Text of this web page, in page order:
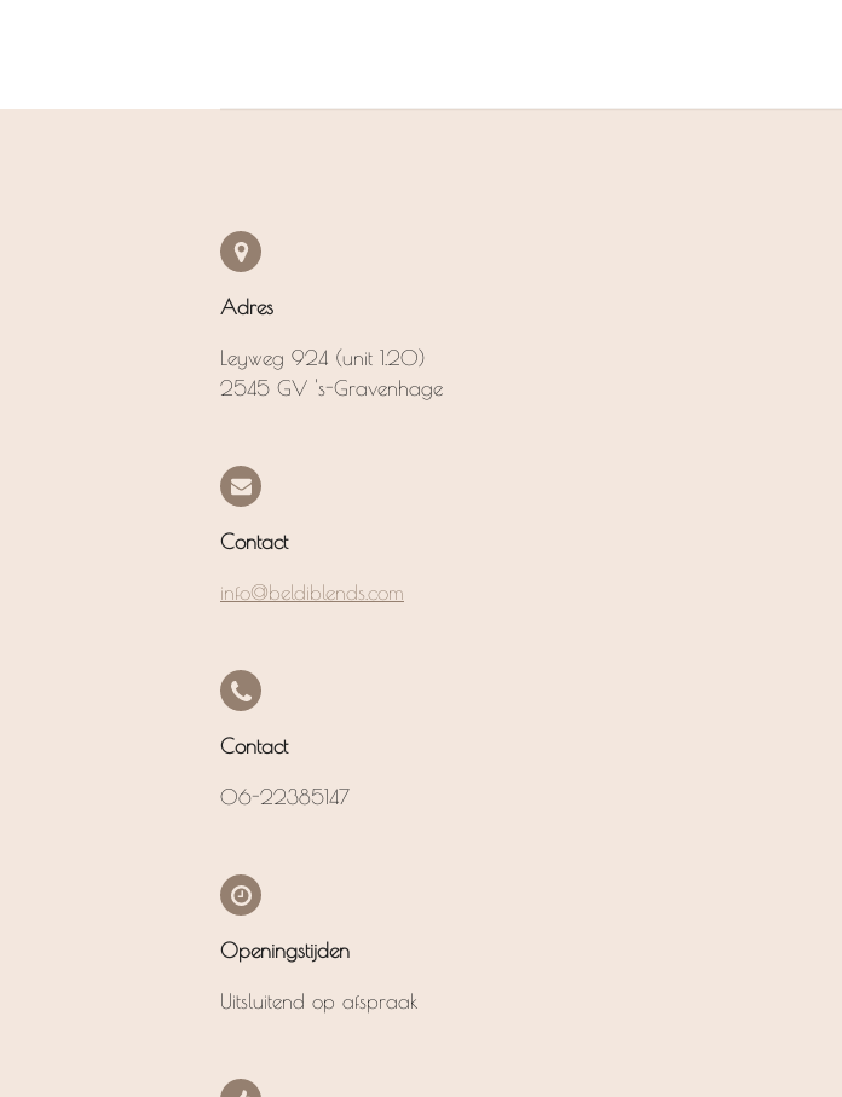
Adres
Leyweg 924 (unit 1.20)
2545 GV 's-Gravenhage
Contact
info@beldiblends.com
Contact
06-22385147
Openingstijden
Uitsluitend op afspraak